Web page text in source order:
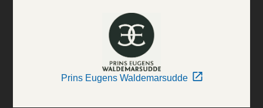
Prins Eugens Waldemarsudde